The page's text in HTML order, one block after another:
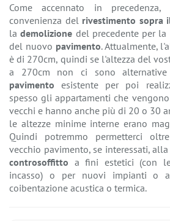
Come accennato in
convenienza del rivestimento sopra
lademolizione del precedente per
del nuovo pavimento. Attualmente,
è di 270cm, quindi se l'altezza del
a 270cm non ci sono
pavimento esistente per poi
spesso gli appartamenti che
vecchi e hanno anche più di 20 o 30
le altezze minime interne erano
Quindi potremmo permetterci
vecchio pavimento, se interessati,
controsoffitto a fini estetici (con
incasso) o per nuovi impianti o
coibentazione acustica o termica.